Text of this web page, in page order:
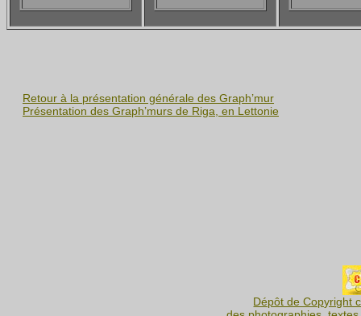
Retour à la présentation générale des Graph’mur
Présentation des Graph’murs de Riga, en Lettonie
Dépôt de Copyright